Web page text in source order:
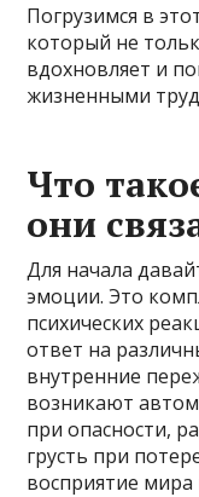
Погрузимся в
который не
вдохновляет и
жизненными
Что
они
Для начала
эмоции. Это
психических
ответ на
внутренние
возникают
при опасности,
грусть при
восприятие